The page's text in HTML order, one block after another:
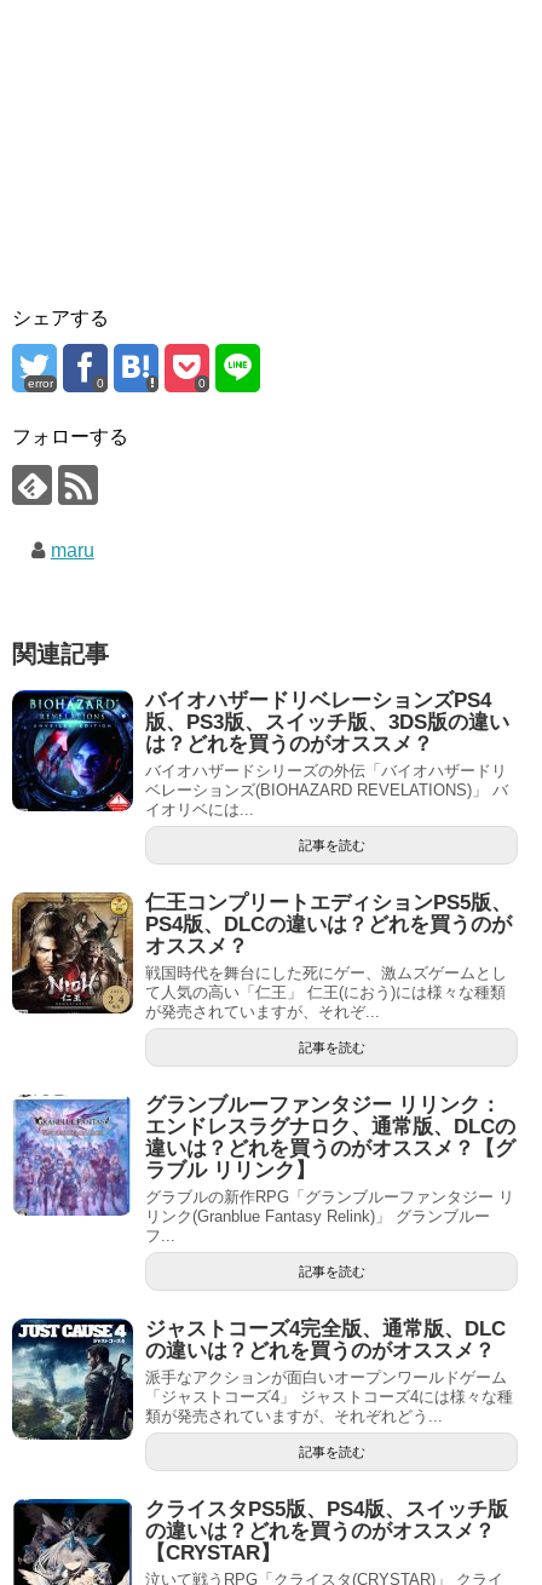
シェアする
error 0 0
フォローする
maru
関連記事
バイオハザードリベレーションズPS4
版、PS3版、スイッチ版、3DS版の違い
は？どれを買うのがオススメ？
バイオハザードシリーズの外伝「バイオハザードリ
ベレーションズ(BIOHAZARD REVELATIONS)」 バ
イオリベには...
記事を読む
仁王コンプリートエディションPS5版、
PS4版、DLCの違いは？どれを買うのが
オススメ？
戦国時代を舞台にした死にゲー、激ムズゲームとし
て人気の高い「仁王」 仁王(におう)には様々な種類
が発売されていますが、それぞ...
記事を読む
グランブルーファンタジー リリンク：
エンドレスラグナロク、通常版、DLCの
違いは？どれを買うのがオススメ？【グ
ラブル リリンク】
グラブルの新作RPG「グランブルーファンタジー リ
リンク(Granblue Fantasy Relink)」 グランブルー
フ...
記事を読む
ジャストコーズ4完全版、通常版、DLC
の違いは？どれを買うのがオススメ？
派手なアクションが面白いオープンワールドゲーム
「ジャストコーズ4」 ジャストコーズ4には様々な種
類が発売されていますが、それぞれどう...
記事を読む
クライスタPS5版、PS4版、スイッチ版
の違いは？どれを買うのがオススメ？
【CRYSTAR】
泣いて戦うRPG「クライスタ(CRYSTAR)」 クライ